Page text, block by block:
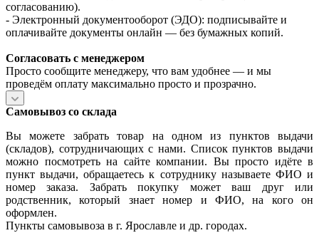
согласованию).
- Электронный документооборот (ЭДО): подписывайте и
оплачивайте документы онлайн — без бумажных копий.
Согласовать с менеджером
Просто сообщите менеджеру, что вам удобнее — и мы
проведём оплату максимально просто и прозрачно.
Самовывоз со склада
Вы можете забрать товар на одном из пунктов выдачи
(складов), сотрудничающих с нами. Список пунктов выдачи
можно посмотреть на сайте компании. Вы просто идёте в
пункт выдачи, обращаетесь к сотруднику называете ФИО и
номер заказа. Забрать покупку может ваш друг или
родственник, который знает номер и ФИО, на кого он
оформлен.
Пункты самовывоза в г. Ярославле и др. городах.